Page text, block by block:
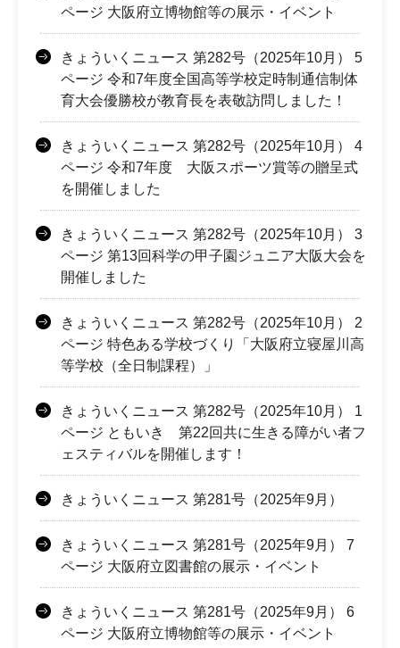
ページ 大阪府立博物館等の展示・イベント
きょういくニュース 第282号（2025年10月） 5
ページ 令和7年度全国高等学校定時制通信制体
育大会優勝校が教育長を表敬訪問しました！
きょういくニュース 第282号（2025年10月） 4
ページ 令和7年度 大阪スポーツ賞等の贈呈式
を開催しました
きょういくニュース 第282号（2025年10月） 3
ページ 第13回科学の甲子園ジュニア大阪大会を
開催しました
きょういくニュース 第282号（2025年10月） 2
ページ 特色ある学校づくり「大阪府立寝屋川高
等学校（全日制課程）」
きょういくニュース 第282号（2025年10月） 1
ページ ともいき 第22回共に生きる障がい者フ
ェスティバルを開催します！
きょういくニュース 第281号（2025年9月）
きょういくニュース 第281号（2025年9月） 7
ページ 大阪府立図書館の展示・イベント
きょういくニュース 第281号（2025年9月） 6
ページ 大阪府立博物館等の展示・イベント